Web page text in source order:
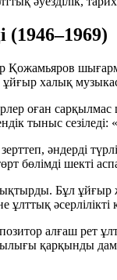
Қожамьяров
халық
оған
тыныс сезіледі:
әндерді
бөлімді шекті
Бұл ұйғыр
әсерлілікті
алғаш рет
қарқынды